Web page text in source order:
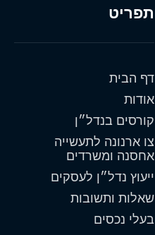
תפריט
דף הבית
אודות
קורסים בנדל״ן
צו ארנונה לתעשייה
אחסנה ומשרדים
ייעוץ נדל״ן לעסקים
שאלות ותשובות
בעלי נכסים